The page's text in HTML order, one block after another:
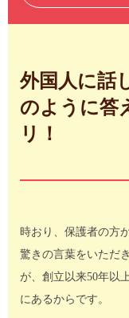
外国人に話
のように答
リ！
時おり、保護者の方
驚きの言葉をいただ
が、創立以来50年以
にあるからです。